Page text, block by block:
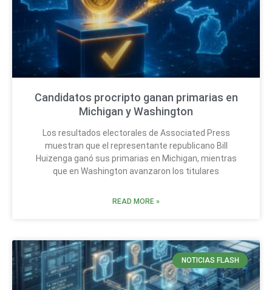
Candidatos procripto ganan primarias en
Michigan y Washington
Los resultados electorales de Associated Press
muestran que el representante republicano Bill
Huizenga ganó sus primarias en Michigan, mientras
que en Washington avanzaron los titulares
READ MORE »
NOTICIAS FLASH